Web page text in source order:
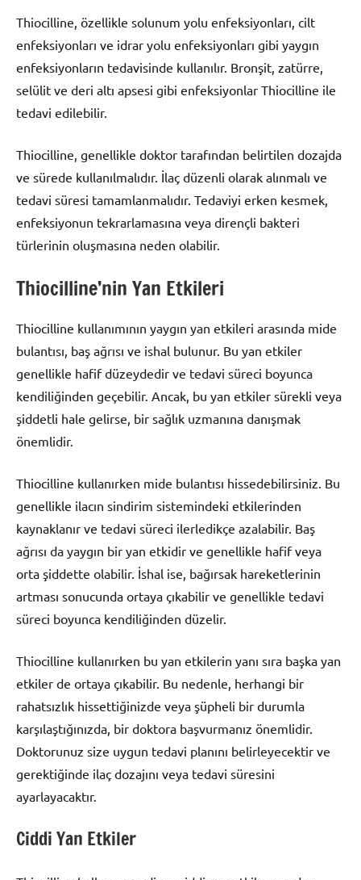
Thiocilline, özellikle solunum yolu enfeksiyonları, cilt
enfeksiyonları ve idrar yolu enfeksiyonları gibi yaygın
enfeksiyonların tedavisinde kullanılır. Bronşit, zatürre,
selülit ve deri altı apsesi gibi enfeksiyonlar Thiocilline ile
tedavi edilebilir.
Thiocilline, genellikle doktor tarafından belirtilen dozajda
ve sürede kullanılmalıdır. İlaç düzenli olarak alınmalı ve
tedavi süresi tamamlanmalıdır. Tedaviyi erken kesmek,
enfeksiyonun tekrarlamasına veya dirençli bakteri
türlerinin oluşmasına neden olabilir.
Thiocilline’nin Yan Etkileri
Thiocilline kullanımının yaygın yan etkileri arasında mide
bulantısı, baş ağrısı ve ishal bulunur. Bu yan etkiler
genellikle hafif düzeydedir ve tedavi süreci boyunca
kendiliğinden geçebilir. Ancak, bu yan etkiler sürekli veya
şiddetli hale gelirse, bir sağlık uzmanına danışmak
önemlidir.
Thiocilline kullanırken mide bulantısı hissedebilirsiniz. Bu
genellikle ilacın sindirim sistemindeki etkilerinden
kaynaklanır ve tedavi süreci ilerledikçe azalabilir. Baş
ağrısı da yaygın bir yan etkidir ve genellikle hafif veya
orta şiddette olabilir. İshal ise, bağırsak hareketlerinin
artması sonucunda ortaya çıkabilir ve genellikle tedavi
süreci boyunca kendiliğinden düzelir.
Thiocilline kullanırken bu yan etkilerin yanı sıra başka yan
etkiler de ortaya çıkabilir. Bu nedenle, herhangi bir
rahatsızlık hissettiğinizde veya şüpheli bir durumla
karşılaştığınızda, bir doktora başvurmanız önemlidir.
Doktorunuz size uygun tedavi planını belirleyecektir ve
gerektiğinde ilaç dozajını veya tedavi süresini
ayarlayacaktır.
Ciddi Yan Etkiler